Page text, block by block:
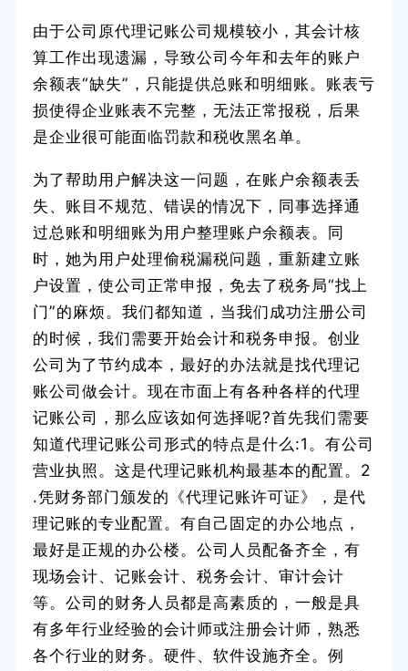
由于公司原代理记账公司规模较小，其会计核
算工作出现遗漏，导致公司今年和去年的账户
余额表“缺失”，只能提供总账和明细账。账表亏
损使得企业账表不完整，无法正常报税，后果
是企业很可能面临罚款和税收黑名单。
为了帮助用户解决这一问题，在账户余额表丢
失、账目不规范、错误的情况下，同事选择通
过总账和明细账为用户整理账户余额表。同
时，她为用户处理偷税漏税问题，重新建立账
户设置，使公司正常申报，免去了税务局“找上
门”的麻烦。我们都知道，当我们成功注册公司
的时候，我们需要开始会计和税务申报。创业
公司为了节约成本，最好的办法就是找代理记
账公司做会计。现在市面上有各种各样的代理
记账公司，那么应该如何选择呢?首先我们需要
知道代理记账公司形式的特点是什么:1。有公司
营业执照。这是代理记账机构最基本的配置。2
.凭财务部门颁发的《代理记账许可证》，是代
理记账的专业配置。有自己固定的办公地点，
最好是正规的办公楼。公司人员配备齐全，有
现场会计、记账会计、税务会计、审计会计
等。公司的财务人员都是高素质的，一般是具
有多年行业经验的会计师或注册会计师，熟悉
各个行业的财务。硬件、软件设施齐全。例